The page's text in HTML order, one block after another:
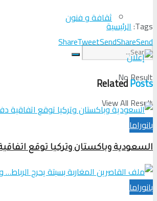
ثقافة و فنون
No Result
View All Result
Tags: الرئيسية
ShareTweetSendShareSend
RelatedPosts
بانوراما
السعودية وباكستان وتركيا توقع
بانوراما